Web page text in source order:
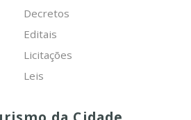
Decretos
Editais
Licitações
Leis